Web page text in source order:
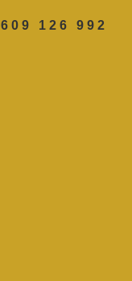
609 126 992